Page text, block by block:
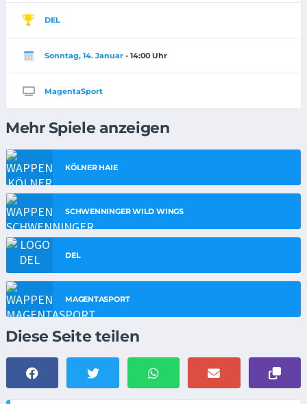
DEL
Sonntag, 14. Januar - 14:00 Uhr
MagentaSport
Mehr Spiele anzeigen
KÖLNER HAIE
SCHWENNINGER WILD WINGS
DEL
MAGENTASPORT
Diese Seite teilen